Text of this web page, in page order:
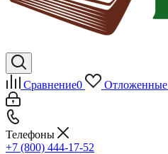
Сравнение0 Отложенные
Телефоны
+7 (800) 444-17-52